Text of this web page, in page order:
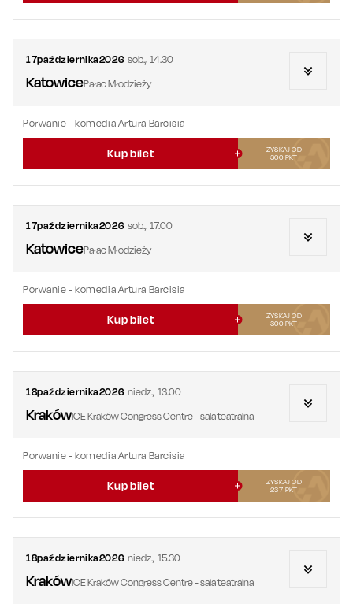
17października2026 sob.,14.30
KatowicePałac Młodzieży
Porwanie - komedia Artura Barcisia
Kup bilet
ZYSKAJ OD
300 PKT
17października2026 sob.,17.00
KatowicePałac Młodzieży
Porwanie - komedia Artura Barcisia
Kup bilet
ZYSKAJ OD
300 PKT
18października2026 niedz.,13.00
KrakówICE Kraków Congress Centre - sala teatralna
Porwanie - komedia Artura Barcisia
Kup bilet
ZYSKAJ OD
237 PKT
18października2026 niedz.,15.30
KrakówICE Kraków Congress Centre - sala teatralna